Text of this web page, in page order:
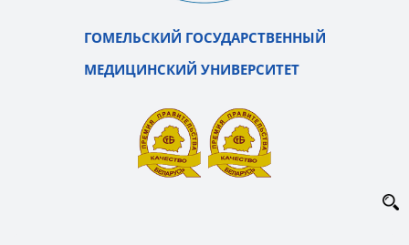
ГОМЕЛЬСКИЙ ГОСУДАРСТВЕННЫЙ
МЕДИЦИНСКИЙ УНИВЕРСИТЕТ